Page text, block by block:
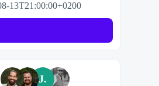
13T21:00:00+0200
J.